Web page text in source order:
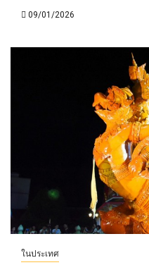
09/01/2026
ในประเทศ